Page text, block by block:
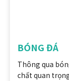
BÓNG ĐÁ
Thông qua
chất quan